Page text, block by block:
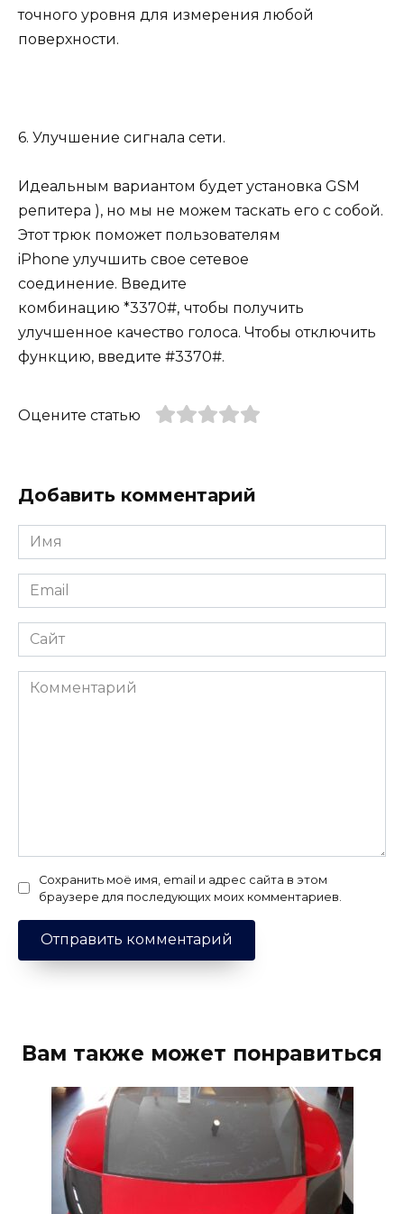
точного уровня для измерения любой
поверхности.
6. Улучшение сигнала сети.
Идеальным вариантом будет установка GSM
репитера ), но мы не можем таскать его с собой.
Этот трюк поможет пользователям
iPhone улучшить свое сетевое
соединение. Введите
комбинацию *3370#, чтобы получить
улучшенное качество голоса. Чтобы отключить
функцию, введите #3370#.
Оцените статью
Добавить комментарий
Имя
*
Email
*
Сайт
Комментарий
Сохранить моё имя, email и адрес сайта в этом
браузере для последующих моих комментариев.
Вам также может понравиться